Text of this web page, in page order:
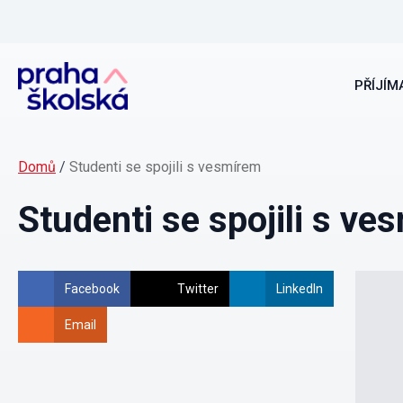
Domů / Studenti se spojili s vesmírem
Studenti se spojili s
Facebook Twitter LinkedIn
Email